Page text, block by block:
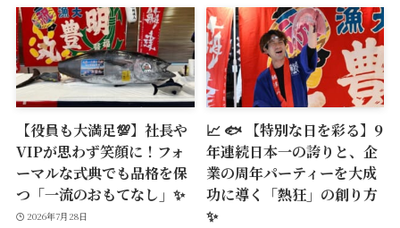
【役員も大満足💯】社長や
VIPが思わず笑顔に！フォ
ーマルな式典でも品格を保
つ「一流のおもてなし」✨
2026年7月28日
📈 🐟 【特別な日を彩る】9
年連続日本一の誇りと、企
業の周年パーティーを大成
功に導く「熱狂」の創り方
✨